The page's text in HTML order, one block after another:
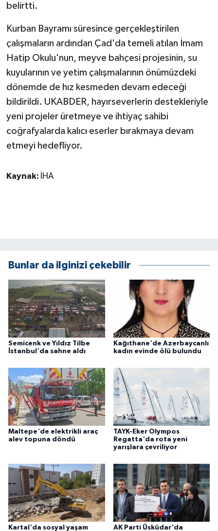
belirtti.
Kurban Bayramı süresince gerçekleştirilen
çalışmaların ardından Çad'da temeli atılan İmam
Hatip Okulu'nun, meyve bahçesi projesinin, su
kuyularının ve yetim çalışmalarının önümüzdeki
dönemde de hız kesmeden devam edeceği
bildirildi. UKABDER, hayırseverlerin destekleriyle
yeni projeler üretmeye ve ihtiyaç sahibi
coğrafyalarda kalıcı eserler bırakmaya devam
etmeyi hedefliyor.
Kaynak: İHA
Bunlar da ilginizi çekebilir
Semicenk ve Yıldız Tilbe
İstanbul'da sahne aldı
Kağıthane'de Azerbaycanlı
kadın evinde ölü bulundu
Maltepe'de elektrikli araç
alev topuna döndü
TAYK-Eker Olympos
Regatta'da rota yeni
yarışlara çevriliyor
Kartal'da sosyal yaşam AK Parti Üsküdar'da